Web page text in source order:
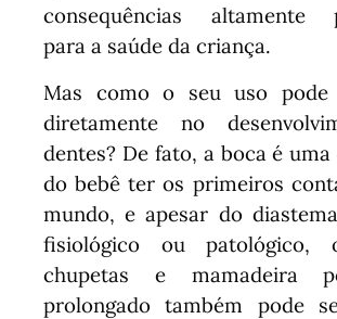
consequências altamente
para a saúde da criança.
Mas como o seu uso pode
diretamente no
dentes? De fato, a boca é
do bebê ter os primeiros
mundo, e apesar do
fisiológico ou
chupetas e mamadeira
prolongado também pode